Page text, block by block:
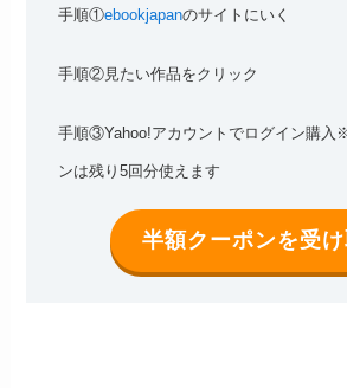
手順①ebookjapanのサイトにいく
手順②見たい作品をクリック
手順③Yahoo!アカウントでログイン購入
ンは残り5回分使えます
半額クーポンを受